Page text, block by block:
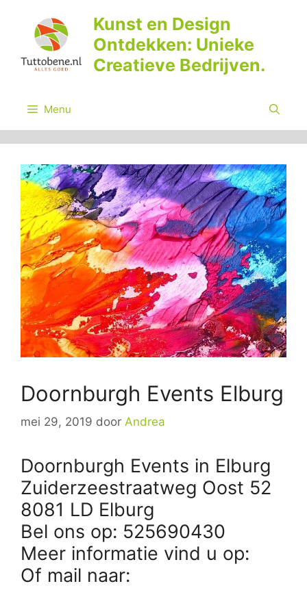
inhoud
Kunst en Design
Ontdekken: Unieke
Creatieve Bedrijven.
Menu
Doornburgh Events Elburg
mei 29, 2019 door Andrea
Doornburgh Events in Elburg
Zuiderzeestraatweg Oost 52
8081 LD Elburg
Bel ons op: 525690430
Meer informatie vind u op:
Of mail naar: